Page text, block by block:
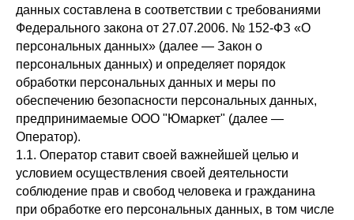
данных составлена в соответствии с требованиями
Федерального закона от 27.07.2006. № 152-ФЗ «О
персональных данных» (далее — Закон о
персональных данных) и определяет порядок
обработки персональных данных и меры по
обеспечению безопасности персональных данных,
предпринимаемые ООО "Юмаркет" (далее —
Оператор).
1.1. Оператор ставит своей важнейшей целью и
условием осуществления своей деятельности
соблюдение прав и свобод человека и гражданина
при обработке его персональных данных, в том числе